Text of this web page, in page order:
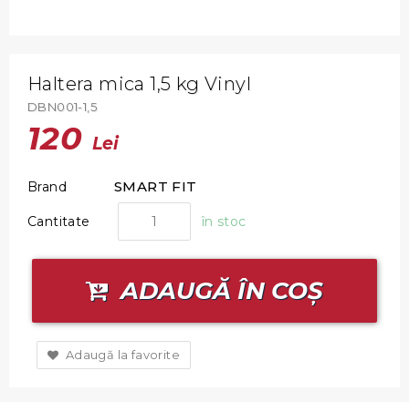
Haltera mica 1,5 kg Vinyl
DBN001-1,5
120 Lei
Brand SMART FIT
Cantitate în stoc
ADAUGĂ ÎN COȘ
Adaugă la favorite